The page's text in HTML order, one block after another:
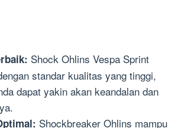
Shock Ohlins Vespa Sprint
standar kualitas yang tinggi,
dapat yakin akan keandalan dan
Shockbreaker Ohlins mampu